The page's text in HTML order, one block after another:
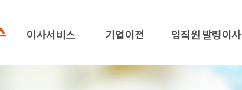
이사서비스 기업이전 임직원 발령이사
기업이전